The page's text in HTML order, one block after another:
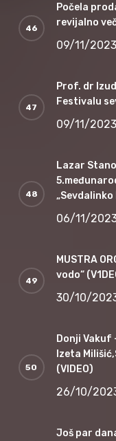
Počela
revijalno
09/11/2023
Prof. dr
Festivalu
09/11/2023
Lazar
06/11/
MUSTRA
vodo“
30/10/
Donji Vakuf
Izeta
(VIDEO)
26/10/
Još par